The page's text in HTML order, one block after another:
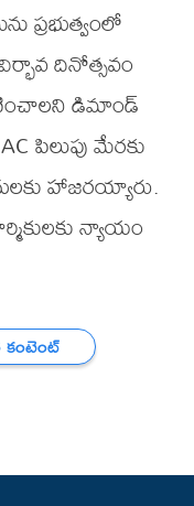
ప్రభుత్వంలో
దినోత్సవం
డిమాండ్
పిలుపు మేరకు
హాజరయ్యారు.
న్యాయం